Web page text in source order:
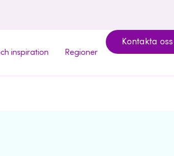
inspiration Regioner
Kontakta oss